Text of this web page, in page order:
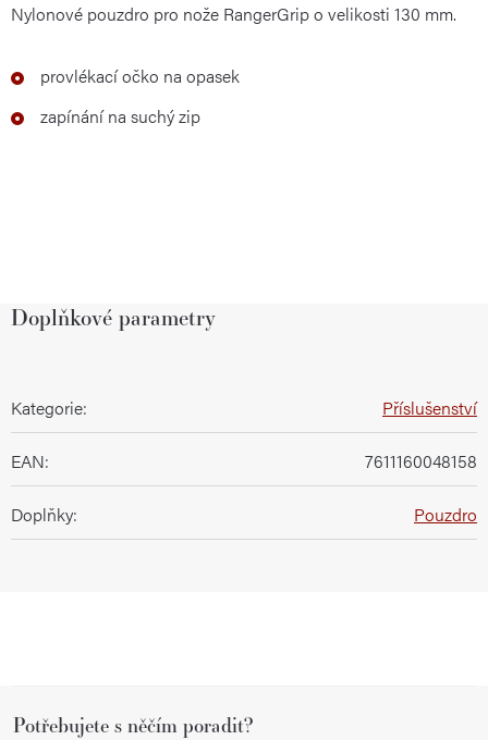
Nylonové pouzdro pro nože RangerGrip o velikosti 130 mm.
provlékací očko na opasek
zapínání na suchý zip
Doplňkové parametry
Kategorie: Příslušenství
EAN: 7611160048158
Doplňky: Pouzdro
Potřebujete s něčím poradit?